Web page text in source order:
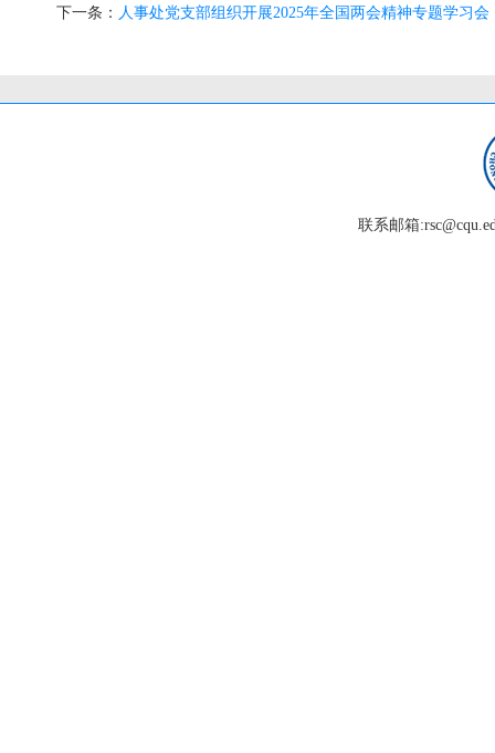
下一条： 人事处党支部组织开展2025年全国两会精神专题学习会